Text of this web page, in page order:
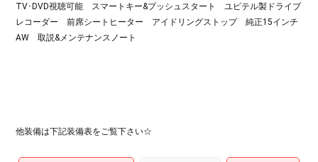
TV･DVD視聴可能 スマートキー&プッシュスタート ユピテル製ドライブ
レコーダー 前席シートヒーター アイドリングストップ 純正15インチ
AW 取説&メンテナンスノート
他装備は下記装備表をご覧下さい☆